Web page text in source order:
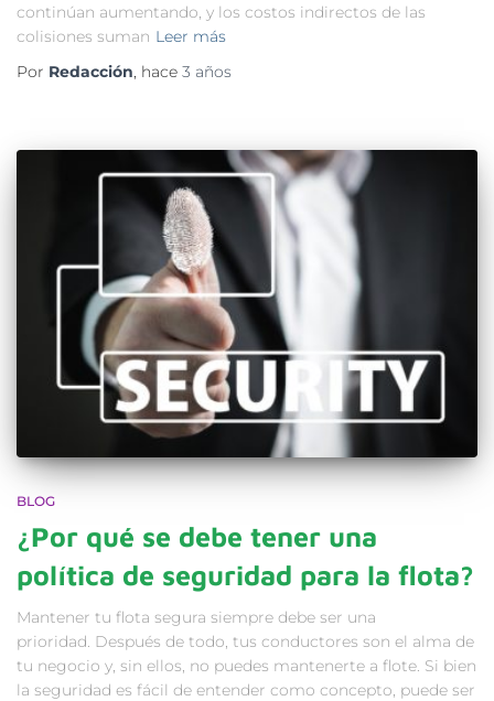
continúan aumentando, y los costos indirectos de las
colisiones suman Leer más
Por Redacción, hace 3 años
BLOG
¿Por qué se debe tener una
política de seguridad para la flota?
Mantener tu flota segura siempre debe ser una
prioridad. Después de todo, tus conductores son el alma de
tu negocio y, sin ellos, no puedes mantenerte a flote. Si bien
la seguridad es fácil de entender como concepto, puede ser